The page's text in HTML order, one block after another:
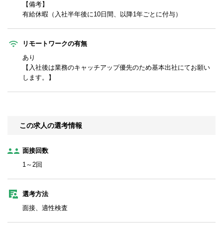
【備考】
有給休暇（入社半年後に10日間、以降1年ごとに付与）
リモートワークの有無
あり
【入社後は業務のキャッチアップ優先のため基本出社にてお願い
します。】
この求人の選考情報
面接回数
1～2回
選考方法
面接、適性検査